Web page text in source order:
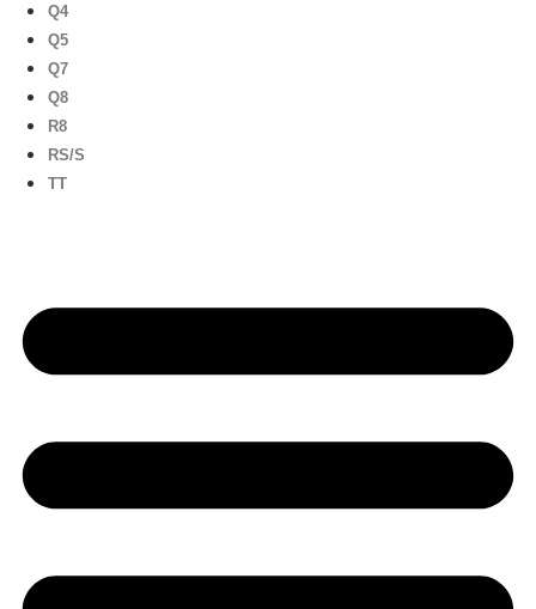
Q4
Q5
Q7
Q8
R8
RS/S
TT